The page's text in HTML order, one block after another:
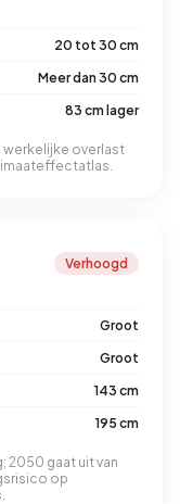
20 tot 30 cm
Meer dan 30 cm
83 cm lager
werkelijke overlast
Verhoogd
Groot
Groot
143 cm
195 cm
2050 gaat uit van
op